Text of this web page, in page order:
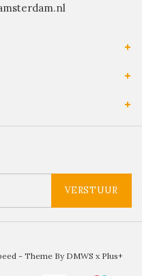
VERSTUUR
- Theme By DMWS x Plus+